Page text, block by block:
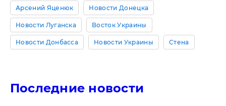
Арсений Яценюк Новости Донецка
Новости Луганска Восток Украины
Новости Донбасса Новости Украины Стена
Последние новости